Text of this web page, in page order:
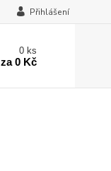
Přihlášení
0 ks
za0 Kč